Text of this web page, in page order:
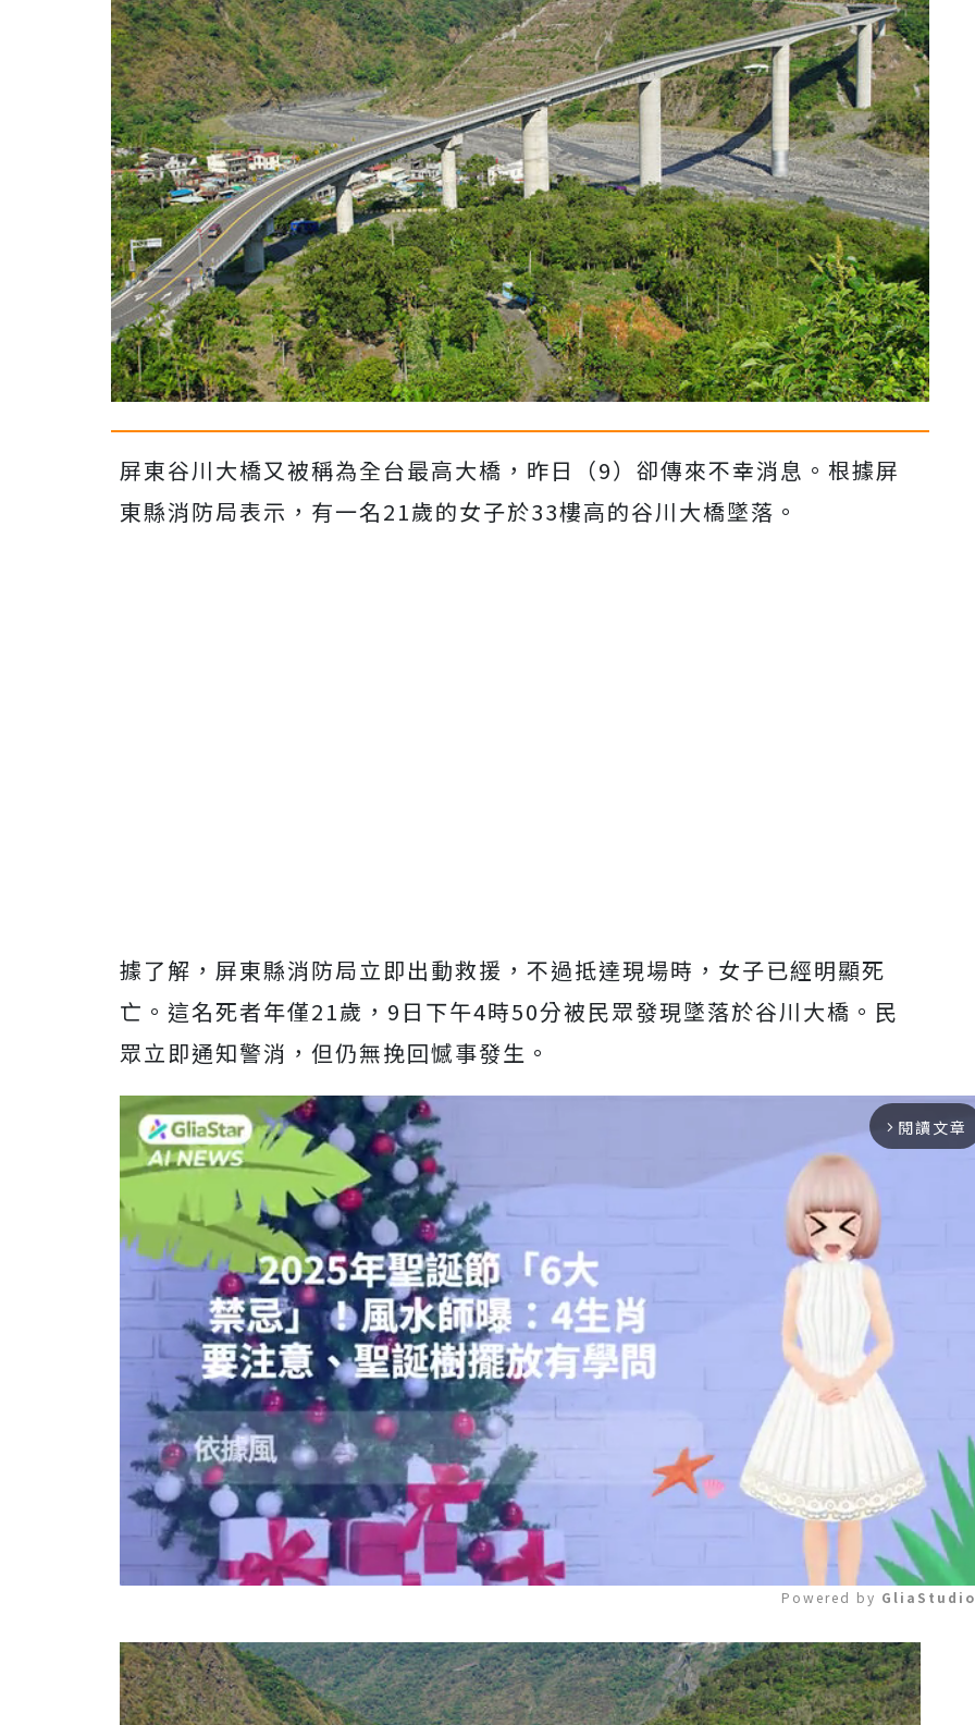
屏東谷川大橋又被稱為全台最高大橋，昨日（9）卻傳來不幸消息。根據屏
東縣消防局表示，有一名21歲的女子於33樓高的谷川大橋墜落。
據了解，屏東縣消防局立即出動救援，不過抵達現場時，女子已經明顯死
亡。這名死者年僅21歲，9日下午4時50分被民眾發現墜落於谷川大橋。民
眾立即通知警消，但仍無挽回憾事發生。
arrow_forward_ios 閱讀文章
Mute
Powered by